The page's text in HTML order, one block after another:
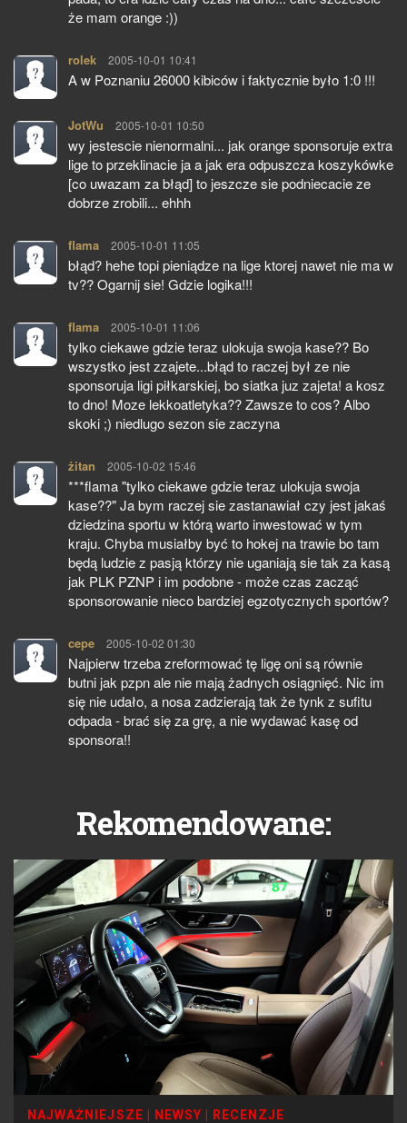
że mam orange :))
rolek pisze:
2005-10-01 10:41
A w Poznaniu 26000 kibiców i faktycznie było 1:0 !!!
JotWu pisze:
2005-10-01 10:50
wy jestescie nienormalni... jak orange sponsoruje extra
lige to przeklinacie ja a jak era odpuszcza koszykówke
[co uwazam za błąd] to jeszcze sie podniecacie ze
dobrze zrobili... ehhh
flama pisze:
2005-10-01 11:05
błąd? hehe topi pieniądze na lige ktorej nawet nie ma w
tv?? Ogarnij sie! Gdzie logika!!!
flama pisze:
2005-10-01 11:06
tylko ciekawe gdzie teraz ulokuja swoja kase?? Bo
wszystko jest zzajete...błąd to raczej był ze nie
sponsoruja ligi piłkarskiej, bo siatka juz zajeta! a kosz
to dno! Moze lekkoatletyka?? Zawsze to cos? Albo
skoki ;) niedlugo sezon sie zaczyna
żitan pisze:
2005-10-02 15:46
***flama "tylko ciekawe gdzie teraz ulokuja swoja
kase??" Ja bym raczej sie zastanawiał czy jest jakaś
dziedzina sportu w którą warto inwestować w tym
kraju. Chyba musiałby być to hokej na trawie bo tam
będą ludzie z pasją którzy nie uganiają sie tak za kasą
jak PLK PZNP i im podobne - może czas zacząć
sponsorowanie nieco bardziej egzotycznych sportów?
cepe pisze:
2005-10-02 01:30
Najpierw trzeba zreformować tę ligę oni są równie
butni jak pzpn ale nie mają żadnych osiągnięć. Nic im
się nie udało, a nosa zadzierają tak że tynk z sufitu
odpada - brać się za grę, a nie wydawać kasę od
sponsora!!
Rekomendowane:
NAJWAŻNIEJSZE NEWSY
RECENZJE